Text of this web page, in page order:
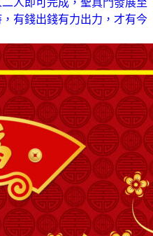
人即可完成，聖真門發展至
有錢出錢有力出力，才有今